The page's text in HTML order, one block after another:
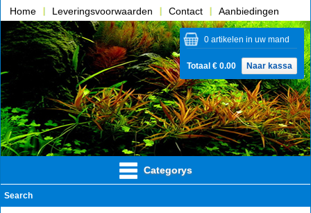
Home Leveringsvoorwaarden Contact
Aanbiedingen
Over ons
Categorys
Search
0 artikelen in uw mand
Totaal € 0.00 Naar kassa